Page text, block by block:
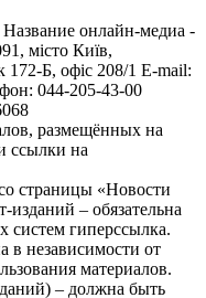
онлайн-медиа -
місто Київ,
Б, офіс 208/1 E-mail:
044-205-43-00
размещённых на
ссылки на
страницы «Новости
– обязательна
систем гиперссылка.
в независимости от
материалов.
– должна быть